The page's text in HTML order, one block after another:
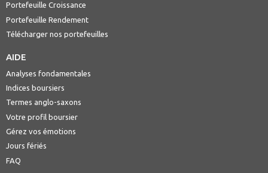
Portefeuille Croissance
Portefeuille Rendement
Télécharger nos portefeuilles
AIDE
Analyses fondamentales
Indices boursiers
Termes anglo-saxons
Votre profil boursier
Gérez vos émotions
Jours fériés
FAQ